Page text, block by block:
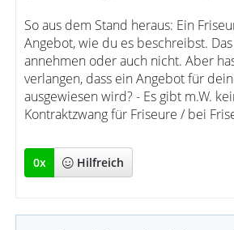
So aus dem Stand heraus: Ein
Angebot, wie du es beschreibst.
annehmen oder auch nicht. Aber
verlangen, dass ein Angebot für
ausgewiesen wird? - Es gibt m.W.
Kontraktzwang für Friseure / bei
0x Hilfreich